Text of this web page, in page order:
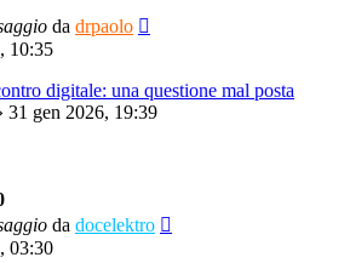
da drpaolo
10:35
digitale: una questione mal posta
31 gen 2026, 19:39
da docelektro
03:30